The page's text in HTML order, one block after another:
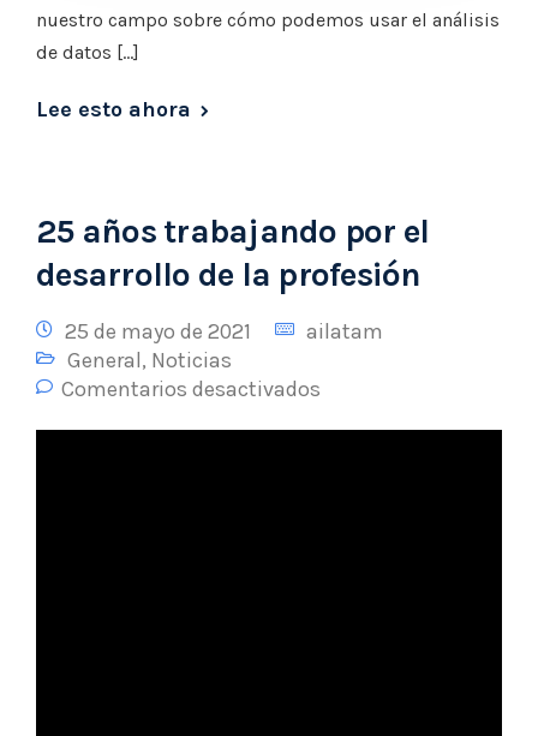
nuestro campo sobre cómo podemos usar el análisis
de datos […]
Lee esto ahora
25 años trabajando por el
desarrollo de la profesión
25 de mayo de 2021
ailatam
General, Noticias
Comentarios desactivados